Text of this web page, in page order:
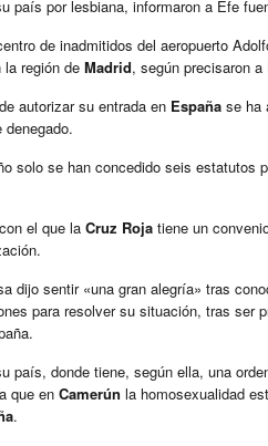
país por lesbiana, informaron a Efe
de inadmitidos del aeropuerto
la región de Madrid, según precisaron
autorizar su entrada en España se ha
solo se han concedido seis estatutos
el que la Cruz Roja tiene un
dijo sentir «una gran alegría» tras
para resolver su situación, tras ser
país, donde tiene, según ella, una
que en Camerún la homosexualidad
.